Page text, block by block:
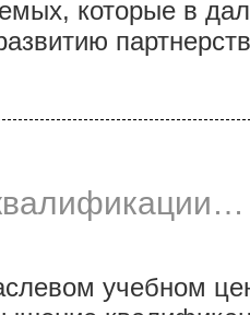
которые в
учебном